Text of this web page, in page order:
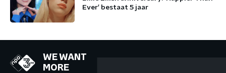
Ever' bestaat 5 jaar
WE WANT
MORE